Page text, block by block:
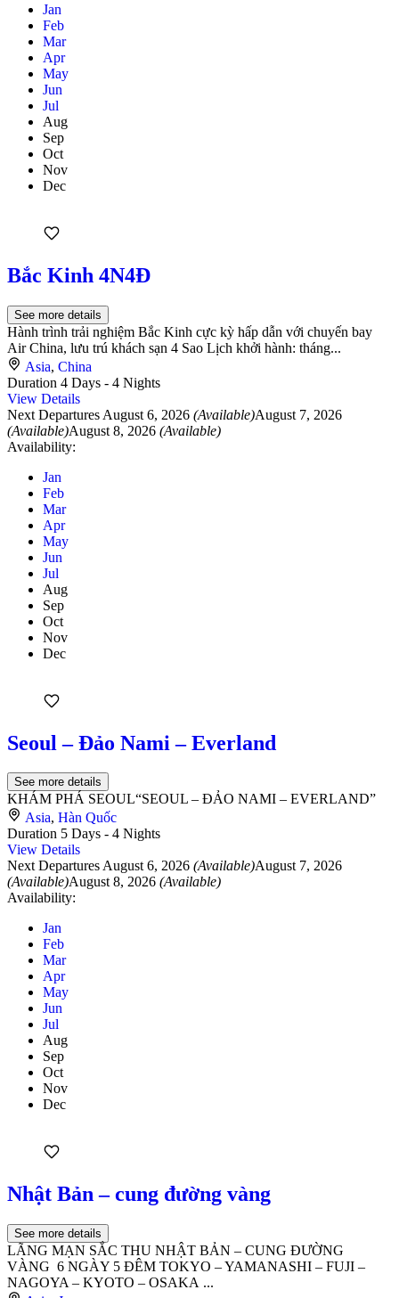
Jan
Feb
Mar
Apr
May
Jun
Jul
Aug
Sep
Oct
Nov
Dec
Bắc Kinh 4N4Đ
See more details
Hành trình trải nghiệm Bắc Kinh cực kỳ hấp dẫn với chuyến bay
Air China, lưu trú khách sạn 4 Sao Lịch khởi hành: tháng...
Asia, China
Duration 4 Days - 4 Nights
View Details
Next Departures August 6, 2026 (Available)August 7, 2026
(Available)August 8, 2026 (Available)
Availability:
Jan
Feb
Mar
Apr
May
Jun
Jul
Aug
Sep
Oct
Nov
Dec
Seoul – Đảo Nami – Everland
See more details
KHÁM PHÁ SEOUL“SEOUL – ĐẢO NAMI – EVERLAND”
Asia, Hàn Quốc
Duration 5 Days - 4 Nights
View Details
Next DeparturesAugust 6, 2026 (Available)August 7, 2026
(Available)August 8, 2026 (Available)
Availability:
Jan
Feb
Mar
Apr
May
Jun
Jul
Aug
Sep
Oct
Nov
Dec
Nhật Bản – cung đường vàng
See more details
LÃNG MẠN SẮC THU NHẬT BẢN – CUNG ĐƯỜNG
VÀNG 6 NGÀY 5 ĐÊM TOKYO – YAMANASHI – FUJI –
NAGOYA – KYOTO – OSAKA ...